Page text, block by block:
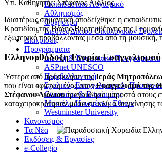
Εκπαιδευτικό Λογισμικό
Αθλητισμός
Ορχήστρα
Διεθνές Δίκτυο Οικολογικών
Διακρίσεις
Προγράμματα
Διεθνή & Ευρωπαϊκά Προγράμματα
ASPnet UNESCO
Περιβαλλοντική
Σχολικός Επαγγελματικός
Comenius & E-twinning
Μοντέλο Ηνωμένων Εθνών
Westminster University
Κανονισμός
Τα Νέα
Εκδόσεις & Εργασίες
e-Collegio
Υπ. Καθηγητής: Στέφανος Λιόλιος
Ιδιαιτέρως σημαντική αποδείχθηκε η
Κρατιδίου της Βάδης-Βυρτεμβέργης της
εξωτερικό προβάλλοντας μέσα από τη μουσική,
Ελληνορθόδοξη Ενορία
Ύστερα από πρόσκληση τηςΙεράς
που είναι αφιερωμένος στονΕυαγγελισμό της
Στέφανου Λιόλιουτραγούδησε μπροστά στους
καταχειροκρότησαν μέσα σε κλίμα συγκίνησης